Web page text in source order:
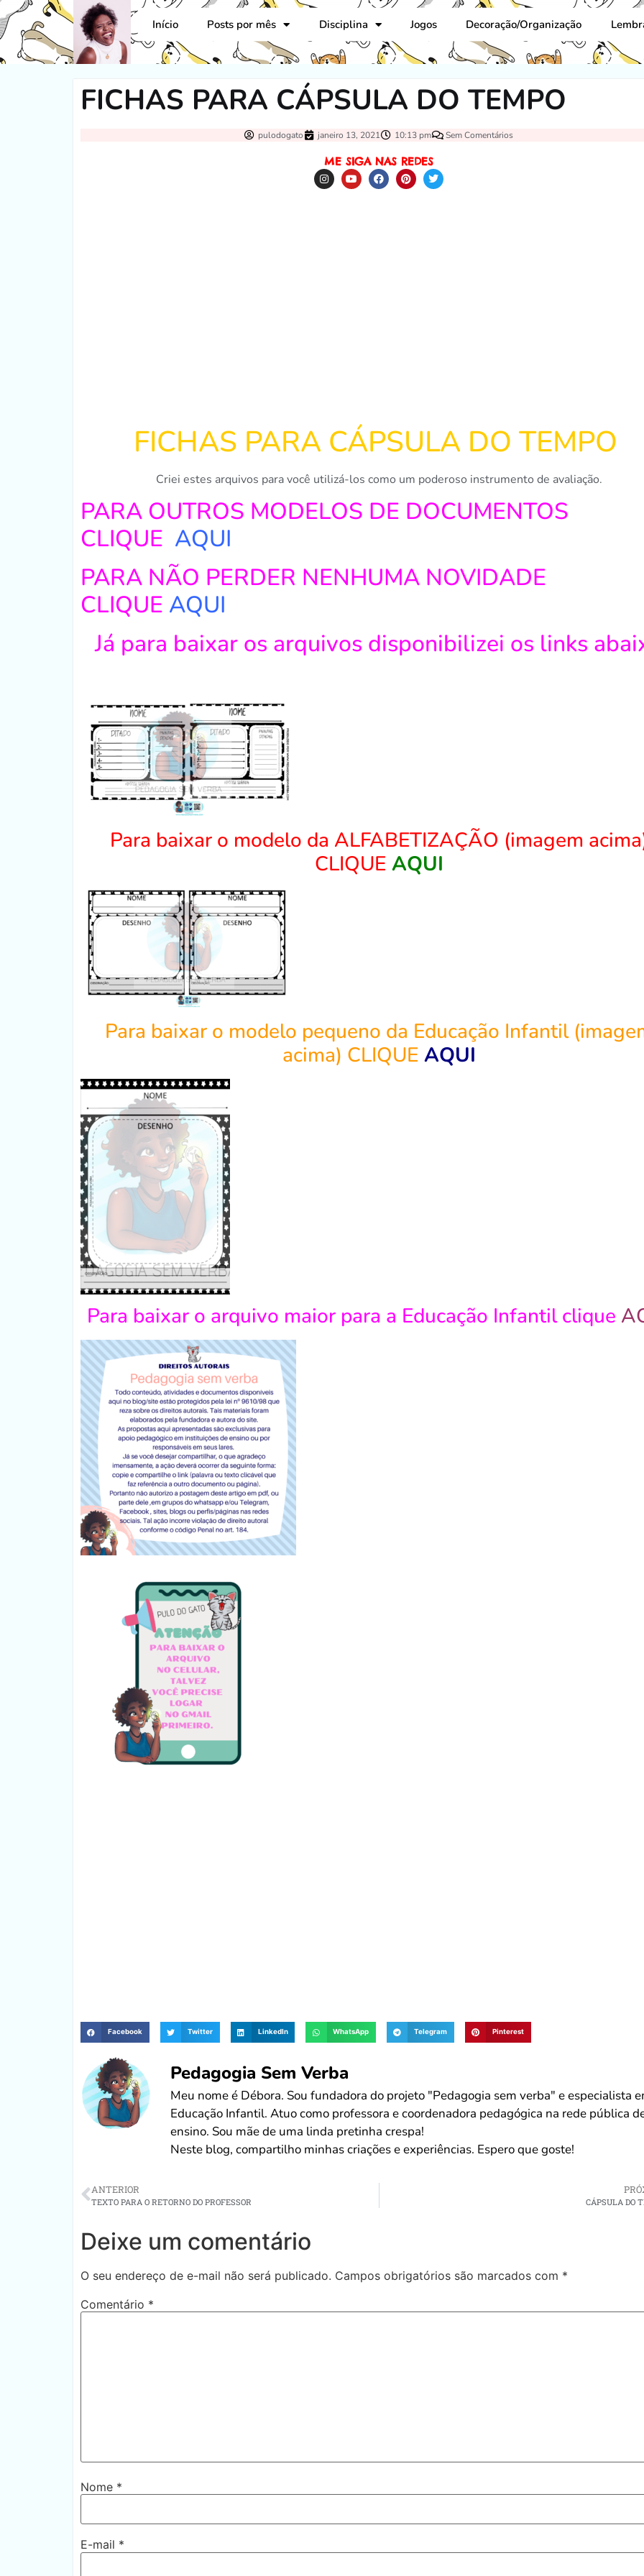
Início Posts por mês Disciplina Jogos Decoração/Organização
FICHAS PARA CÁPSULA DO TEMPO
pulodogato janeiro 13, 2021 10:13 pm Sem Comentários
ME SIGA NAS REDES
FICHAS PARA CÁPSULA DO TEMPO
Criei estes arquivos para você utilizá-los como um poderoso instrumento de avaliação.
PARA OUTROS MODELOS DE DOCUMENTOS
CLIQUE AQUI
PARA NÃO PERDER NENHUMA NOVIDADE
CLIQUE AQUI
Já para baixar os arquivos disponibilizei os links
Para baixar o modelo da ALFABETIZAÇÃO (imagem
CLIQUE AQUI
Para baixar o modelo pequeno da Educação Infantil
acima) CLIQUE AQUI
Para baixar o arquivo maior para a Educação Infantil clique
Facebook Twitter LinkedIn WhatsApp Telegram Pinterest
Pedagogia Sem Verba
Meu nome é Débora. Sou fundadora do projeto "Pedagogia sem verba" e especialista
Educação Infantil. Atuo como professora e coordenadora pedagógica na rede pública
ensino. Sou mãe de uma linda pretinha crespa!
Neste blog, compartilho minhas criações e experiências. Espero que goste!
ANTERIOR
TEXTO PARA O RETORNO DO PROFESSOR CÁPSULA DO
Deixe um comentário
O seu endereço de e-mail não será publicado. Campos obrigatórios são marcados com *
Comentário *
Nome *
E-mail *